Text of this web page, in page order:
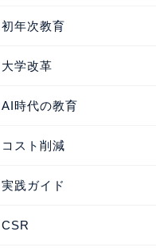
初年次教育
大学改革
AI時代の教育
コスト削減
実践ガイド
CSR